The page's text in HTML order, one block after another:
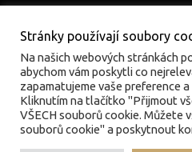
Stránky používají soubory
Na našich webových stránkách
abychom vám poskytli co
zapamatujeme vaše preference
Kliknutím na tlačítko "Přijmout
VŠECH souborů cookie. Můžete
souborů cookie" a poskytnout